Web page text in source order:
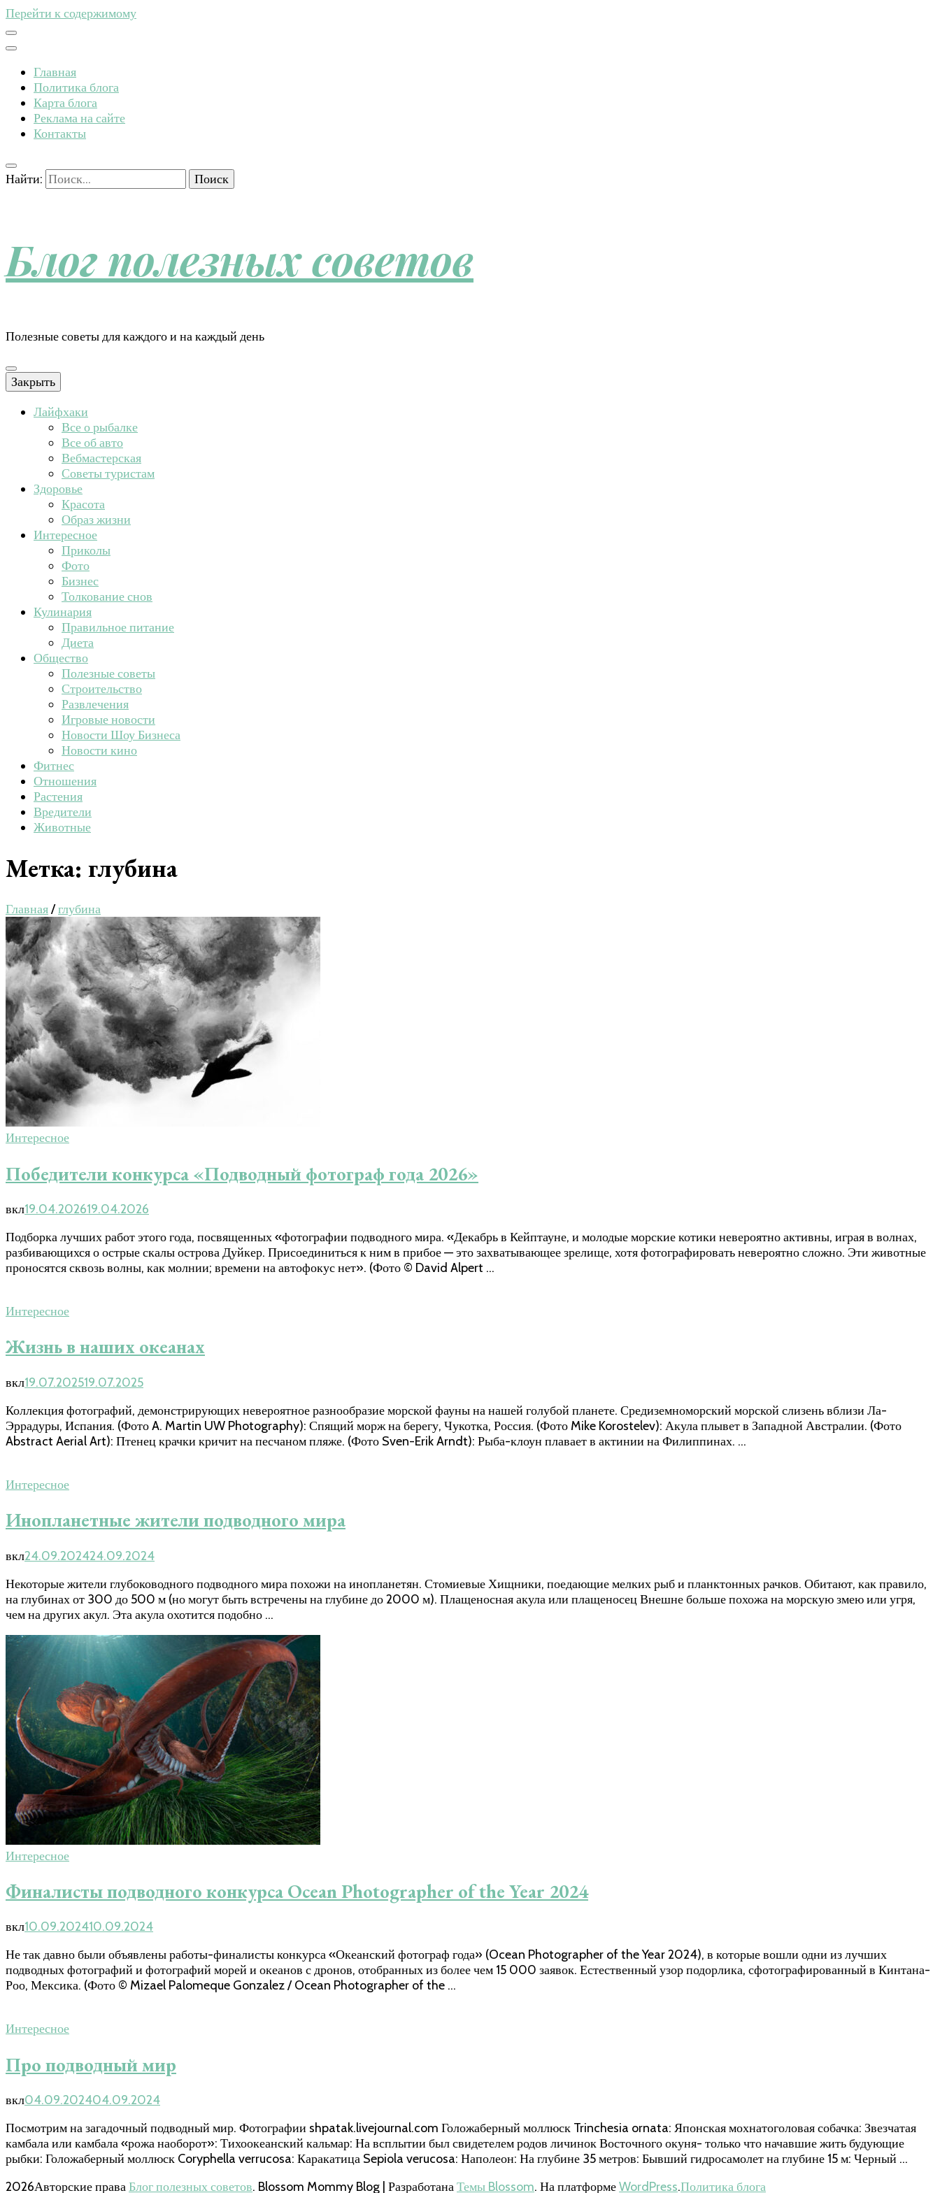
Перейти к содержимому
Главная
Политика блога
Карта блога
Реклама на сайте
Контакты
Найти:
Блог полезных советов
Полезные советы для каждого и на каждый день
Закрыть
Лайфхаки
Все о рыбалке
Все об авто
Вебмастерская
Советы туристам
Здоровье
Красота
Образ жизни
Интересное
Приколы
Фото
Бизнес
Толкование снов
Кулинария
Правильное питание
Диета
Общество
Полезные советы
Строительство
Развлечения
Игровые новости
Новости Шоу Бизнеса
Новости кино
Фитнес
Отношения
Растения
Вредители
Животные
Метка: глубина
Главная/глубина
Интересное
Победители конкурса «Подводный фотограф года 2026»
вкл19.04.202619.04.2026
Подборка лучших работ этого года, посвященных «фотографии подводного мира. «Декабрь в Кейптауне, и молодые морские котики невероятно активны, играя в волнах,
разбивающихся о острые скалы острова Дуйкер. Присоединиться к ним в прибое — это захватывающее зрелище, хотя фотографировать невероятно сложно. Эти животные
проносятся сквозь волны, как молнии; времени на автофокус нет». (Фото © David Alpert …
Интересное
Жизнь в наших океанах
вкл19.07.202519.07.2025
Коллекция фотографий, демонстрирующих невероятное разнообразие морской фауны на нашей голубой планете. Средиземноморский морской слизень вблизи Ла-
Эррадуры, Испания. (Фото A. Martin UW Photography): Спящий морж на берегу, Чукотка, Россия. (Фото Mike Korostelev): Акула плывет в Западной Австралии. (Фото
Abstract Aerial Art): Птенец крачки кричит на песчаном пляже. (Фото Sven-Erik Arndt): Рыба-клоун плавает в актинии на Филиппинах. …
Интересное
Инопланетные жители подводного мира
вкл24.09.202424.09.2024
Некоторые жители глубоководного подводного мира похожи на инопланетян. Стомиевые Хищники, поедающие мелких рыб и планктонных рачков. Обитают, как правило,
на глубинах от 300 до 500 м (но могут быть встречены на глубине до 2000 м). Плащеносная акула или плащеносец Внешне больше похожа на морскую змею или угря,
чем на других акул. Эта акула охотится подобно …
Интересное
Финалисты подводного конкурса Ocean Photographer of the Year 2024
вкл10.09.202410.09.2024
Не так давно были объявлены работы-финалисты конкурса «Океанский фотограф года» (Ocean Photographer of the Year 2024), в которые вошли одни из лучших
подводных фотографий и фотографий морей и океанов с дронов, отобранных из более чем 15 000 заявок. Естественный узор подорлика, сфотографированный в Кинтана-
Роо, Мексика. (Фото © Mizael Palomeque Gonzalez / Ocean Photographer of the …
Интересное
Про подводный мир
вкл04.09.202404.09.2024
Посмотрим на загадочный подводный мир. Фотографии shpatak.livejournal.com Голожаберный моллюск Trinchesia ornata: Японская мохнатоголовая собачка: Звезчатая
камбала или камбала «рожа наоборот»: Тихоокеанский кальмар: На всплытии был свидетелем родов личинок Восточного окуня- только что начавшие жить будующие
рыбки: Голожаберный моллюск Coryphella verrucosa: Каракатица Sepiola verucosa: Наполеон: На глубине 35 метров: Бывший гидросамолет на глубине 15 м: Черный …
2026Авторские праваБлог полезных советов. Blossom Mommy Blog | РазработанаТемы Blossom. На платформеWordPress.Политика блога